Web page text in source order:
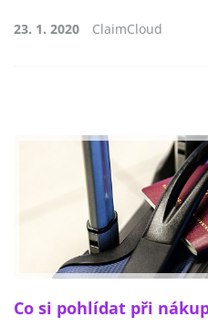
23. 1. 2020 ClaimCloud
Co si pohlídat při